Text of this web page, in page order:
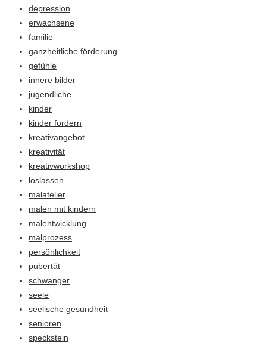
depression
erwachsene
familie
ganzheitliche förderung
gefühle
innere bilder
jugendliche
kinder
kinder fördern
kreativangebot
kreativität
kreativworkshop
loslassen
malatelier
malen mit kindern
malentwicklung
malprozess
persönlichkeit
pubertät
schwanger
seele
seelische gesundheit
senioren
speckstein